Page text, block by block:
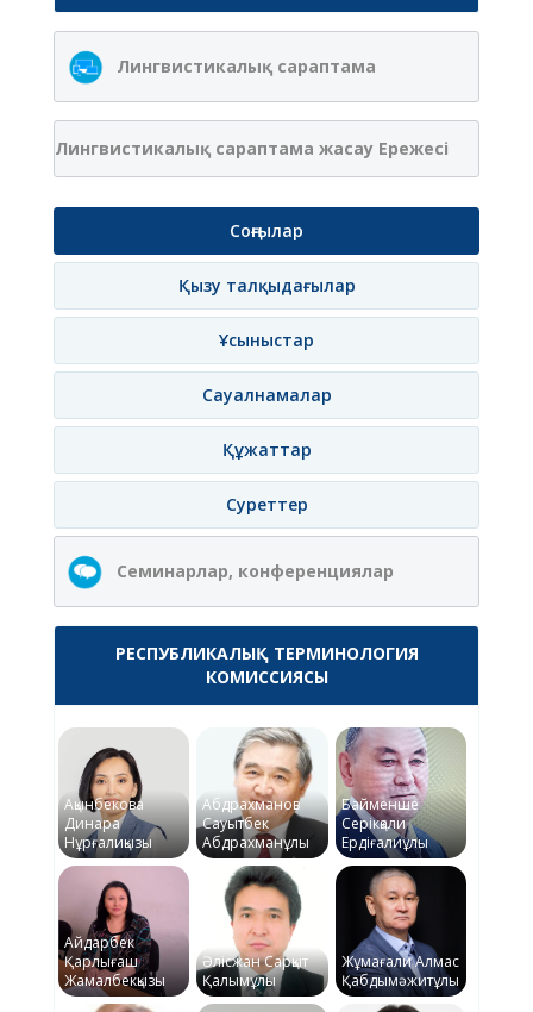
Лингвистикалық сараптама
Лингвистикалық сараптама жасау Ережесі
Соңғылар
Қызу талқыдағылар
Ұсыныстар
Сауалнамалар
Құжаттар
Суреттер
Семинарлар, конференциялар
РЕСПУБЛИКАЛЫҚ ТЕРМИНОЛОГИЯ
КОМИССИЯСЫ
Ақынбекова
Динара
Нұрғалиқызы
Абдрахманов
Сауытбек
Абдрахманұлы
Байменше
Серікқали
Ердіғалиұлы
Айдарбек
Қарлығаш
Жамалбекқызы
Әлісжан Сарқыт
Қалымұлы
Жұмағали Алмас
Қабдымәжитұлы